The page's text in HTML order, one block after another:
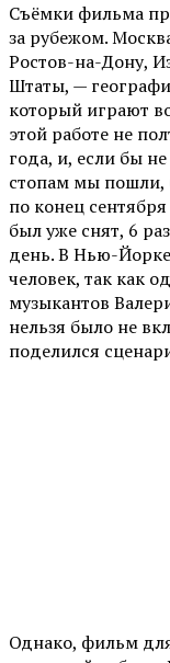
Съёмки фильма
за рубежом.
Ростов-на-Дону,
Штаты, —
который играют
этой работе не
года, и, если бы
стопам мы пошли,
по конец
был уже снят, 6
день. В Нью-
человек, так как
музыкантов
нельзя было не
поделился
Однако, фильм